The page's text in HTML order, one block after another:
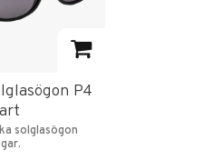
P4
solglasögon